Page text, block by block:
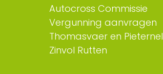
Autocross Commissie
Vergunning aanvragen
Thomasvaer en Pieternel
Zinvol Rutten